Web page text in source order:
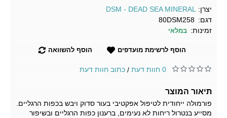
יצרן:
DSM - DEAD SEA MINERAL
דגם: 80DSM258
זמינות: במלאי
הוסף לרשימת מועדפים הוסף להשוואה
0 חוות דעת / כתוב חוות דעת
תיאור המוצר
פורמולה‭ ‬ייחודית‭ ‬לטיפול‭ ‬אפקטיבי‭ ‬בעור‭ ‬סדוק‭ ‬ויבש‭ ‬בכפות‭ ‬הרגליים‭.‬